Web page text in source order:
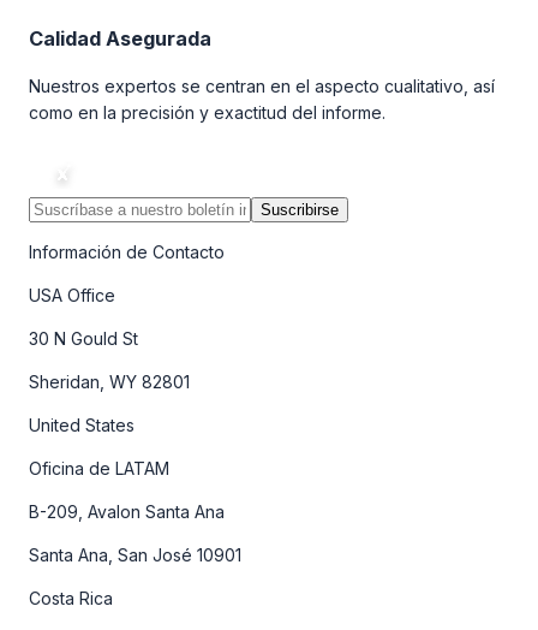
Calidad Asegurada
Nuestros expertos se centran en el aspecto cualitativo, así
como en la precisión y exactitud del informe.
Suscribirse
Información de Contacto
USA Office
30 N Gould St
Sheridan, WY 82801
United States
Oficina de LATAM
B-209, Avalon Santa Ana
Santa Ana, San José 10901
Costa Rica